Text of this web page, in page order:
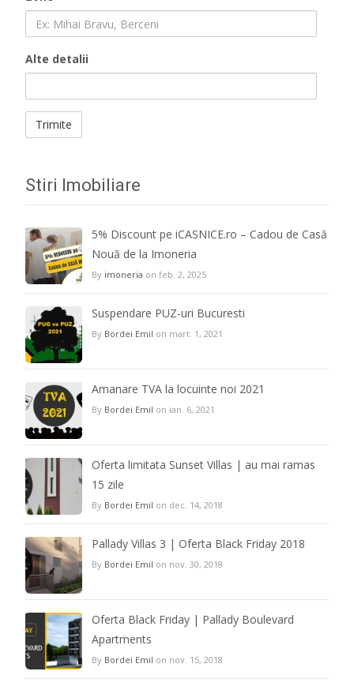
Alte detalii
Stiri Imobiliare
5% Discount pe iCASNICE.ro – Cadou de Casă
Nouă de la Imoneria
By imoneria on feb. 2, 2025
Suspendare PUZ-uri Bucuresti
By Bordei Emil on mart. 1, 2021
Amanare TVA la locuinte noi 2021
By Bordei Emil on ian. 6, 2021
Oferta limitata Sunset Villas | au mai ramas
15 zile
By Bordei Emil on dec. 14, 2018
Pallady Villas 3 | Oferta Black Friday 2018
By Bordei Emil on nov. 30, 2018
Oferta Black Friday | Pallady Boulevard
Apartments
By Bordei Emil on nov. 15, 2018